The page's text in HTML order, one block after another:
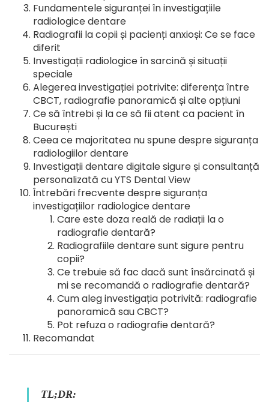
Fundamentele siguranței în investigațiile
radiologice dentare
Radiografii la copii și pacienți anxioși: Ce se face
diferit
Investigații radiologice în sarcină și situații
speciale
Alegerea investigației potrivite: diferența între
CBCT, radiografie panoramică și alte opțiuni
Ce să întrebi și la ce să fii atent ca pacient în
București
Ceea ce majoritatea nu spune despre siguranța
radiologiilor dentare
Investigații dentare digitale sigure și consultanță
personalizată cu YTS Dental View
Întrebări frecvente despre siguranța
investigațiilor radiologice dentare
Care este doza reală de radiații la o
radiografie dentară?
Radiografiile dentare sunt sigure pentru
copii?
Ce trebuie să fac dacă sunt însărcinată și
mi se recomandă o radiografie dentară?
Cum aleg investigația potrivită: radiografie
panoramică sau CBCT?
Pot refuza o radiografie dentară?
Recomandat
TL;DR: